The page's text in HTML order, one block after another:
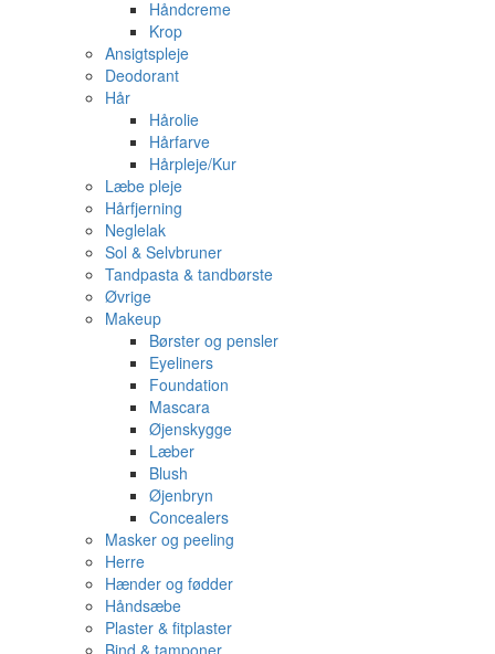
Håndcreme
Krop
Ansigtspleje
Deodorant
Hår
Hårolie
Hårfarve
Hårpleje/Kur
Læbe pleje
Hårfjerning
Neglelak
Sol & Selvbruner
Tandpasta & tandbørste
Øvrige
Makeup
Børster og pensler
Eyeliners
Foundation
Mascara
Øjenskygge
Læber
Blush
Øjenbryn
Concealers
Masker og peeling
Herre
Hænder og fødder
Håndsæbe
Plaster & fitplaster
Bind & tamponer